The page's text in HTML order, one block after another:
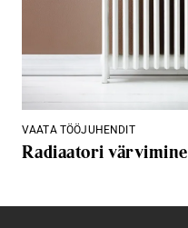
VAATA TÖÖJUHENDIT
Radiaatori värvimine